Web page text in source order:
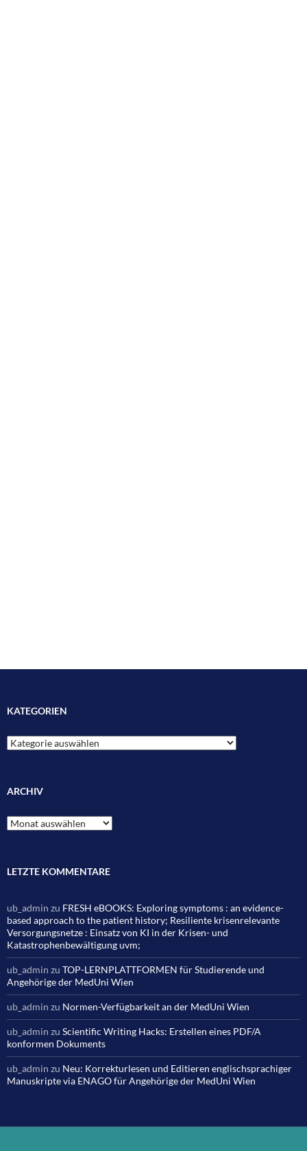
KATEGORIEN
Kategorien
ARCHIV
Archiv
LETZTE KOMMENTARE
ub_admin zu FRESH eBOOKS: Exploring symptoms : an evidence-
based approach to the patient history; Resiliente krisenrelevante
Versorgungsnetze : Einsatz von KI in der Krisen- und
Katastrophenbewältigung uvm;
ub_admin zu TOP-LERNPLATTFORMEN für Studierende und
Angehörige der MedUni Wien
ub_admin zu Normen-Verfügbarkeit an der MedUni Wien
ub_admin zu Scientific Writing Hacks: Erstellen eines PDF/A
konformen Dokuments
ub_admin zu Neu: Korrekturlesen und Editieren englischsprachiger
Manuskripte via ENAGO für Angehörige der MedUni Wien